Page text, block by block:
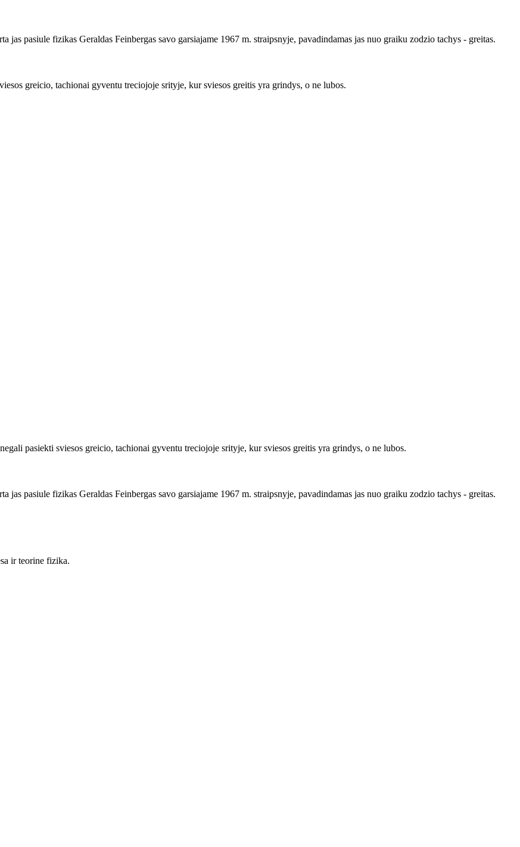
jas pasiule fizikas Geraldas Feinbergas savo garsiajame 1967 m. straipsnyje, pavadindamas jas nuo graiku zodzio tachys - greitas.
greicio, tachionai gyventu treciojoje srityje, kur sviesos greitis yra grindys, o ne lubos.
pasiekti sviesos greicio, tachionai gyventu treciojoje srityje, kur sviesos greitis yra grindys, o ne lubos.
jas pasiule fizikas Geraldas Feinbergas savo garsiajame 1967 m. straipsnyje, pavadindamas jas nuo graiku zodzio tachys - greitas.
ir teorine fizika.